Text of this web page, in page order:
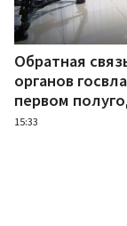
Обратная
органов
первом
15:33